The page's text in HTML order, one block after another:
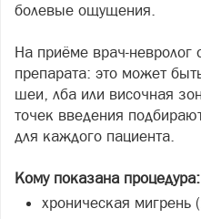
болевые ощущения.
На приёме врач-невролог
препарата: это может
шеи, лба или височная
точек введения
для каждого пациента.
Кому показана процедура:
хроническая мигрень